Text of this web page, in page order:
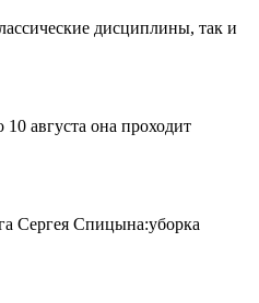
дисциплины, так и
августа она проходит
Сергея Спицына:уборка